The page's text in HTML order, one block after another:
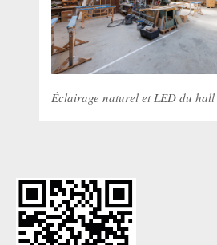
Éclairage naturel et LED du